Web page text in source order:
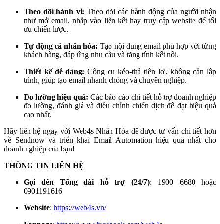
Theo dõi hành vi: Theo dõi các hành động của người nhận
như mở email, nhấp vào liên kết hay truy cập website để tối
ưu chiến lược.
Tự động cá nhân hóa: Tạo nội dung email phù hợp với từng
khách hàng, đáp ứng nhu cầu và tăng tính kết nối.
Thiết kế dễ dàng: Công cụ kéo-thả tiện lợi, không cần lập
trình, giúp tạo email nhanh chóng và chuyên nghiệp.
Đo lường hiệu quả: Các báo cáo chi tiết hỗ trợ doanh nghiệp
đo lường, đánh giá và điều chỉnh chiến dịch để đạt hiệu quả
cao nhất.
Hãy liên hệ ngay với Web4s Nhân Hòa để được tư vấn chi tiết hơn
về Sendnow và triển khai Email Automation hiệu quả nhất cho
doanh nghiệp của bạn!
THÔNG TIN LIÊN HỆ
Gọi đến Tổng đài hỗ trợ (24/7): 1900 6680 hoặc
0901191616
Website: https://web4s.vn/